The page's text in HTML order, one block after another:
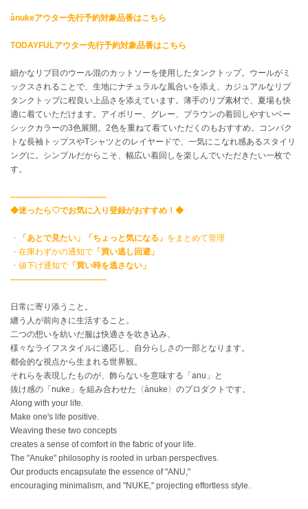
コール ハーン
CONVERSE
コンバース
DANSKIN
ダンスキン
エイミー イストワール
emmi
エミ
emmi atelier
emmi yoga
エミヨガ
ETRÉ TOKYO
エトレトウキョウ
ey
アイ
FILA
フィラ
ànukeアウター先行予約対象品番はこちら
TODAYFULアウター先行予約対象品番はこちら
細かなリブ目のウール混のカットソーを使用したタンクトップ。ウールがミ
ックスされることで、生地にナチュラルな風合いを添え、カジュアルなリブ
タンクトップに程良い上品さを添えています。薄手のリブ素材で、夏場も快
適に着ていただけます。アイボリー、グレー、ブラウンの着回しやすいベー
シックカラーの3色展開。2色を重ねて着ていただくのもおすすめ。コンパク
トな長袖トップスやTシャツとのレイヤードで、一気にこなれ感あるスタイリ
ングに。シンプルだからこそ、幅広い着回しを楽しんでいただきたい一枚で
す。
-----------------------------------
◆迷ったら♡でお気に入り登録がおすすめ！◆
・ 「あとで見たい」「ちょっと気になる」 をまとめて管理
・在庫わずかの通知で 「買い逃し回避」
・値下げ通知で 「買い時を逃さない」
-----------------------------------
日常に寄り添うこと。
纏う人が前向きに生活すること。
二つの想いを紡いだ服は快適さを吹き込み、
様々なライフスタイルに適応し、自分らしさの一部となります。
都会的な視点から生まれる世界観。
それらを表現したものが、飾らないを意味する「anu」と
抜け感の「nuke」を組み合わせた〈ànuke〉のプロダクトです。
Along with your life.
Make one's life positive.
Weaving these two concepts
creates a sense of comfort in the fabric of your life.
The "Anuke" philosophy is rooted in urban perspectives.
Our products encapsulate the essence of "ANU,"
encouraging minimalism, and "NUKE," projecting effortless style.